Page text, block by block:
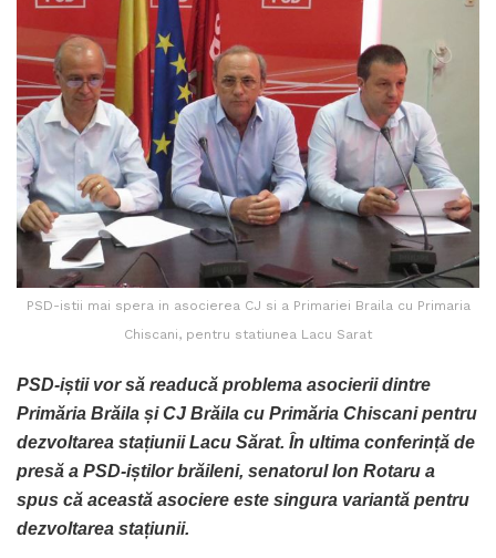
PSD-istii mai spera in asocierea CJ si a Primariei Braila cu Primaria
Chiscani, pentru statiunea Lacu Sarat
PSD-iștii vor să readucă problema asocierii dintre
Primăria Brăila și CJ Brăila cu Primăria Chiscani pentru
dezvoltarea stațiunii Lacu Sărat. În ultima conferință de
presă a PSD-iștilor brăileni, senatorul Ion Rotaru a
spus că această asociere este singura variantă pentru
dezvoltarea stațiunii.